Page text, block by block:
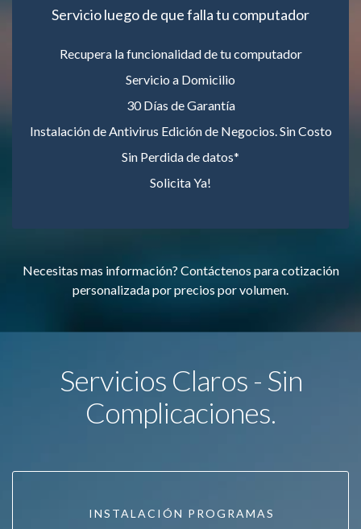
Servicio luego de que falla tu computador
Recupera la funcionalidad de tu computador
Servicio a Domicilio
30 Días de Garantía
Instalación de Antivirus Edición de Negocios. Sin Costo
Sin Perdida de datos*
Solicita Ya!
Necesitas mas información? Contáctenos para cotización
personalizada por precios por volumen.
Servicios Claros - Sin
Complicaciones.
INSTALACIÓN PROGRAMAS